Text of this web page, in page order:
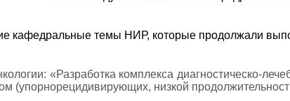
кафедральные темы НИР, которые продолжали
«Разработка комплекса диагностическо-
(упорнорецидивирующих, низкой